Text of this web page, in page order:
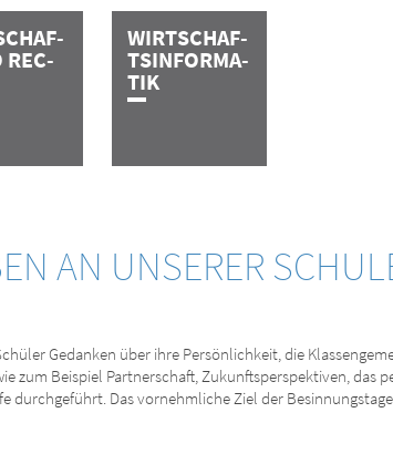
­R­E­C­
W­I­R­T­­­­­S­C­H­A­F­
T­S­­­­­I­N­F­O­R­­­M­A­
T­I­K
AN UNSERER
Gedanken über ihre Persönlichkeit, die
zum Beispiel Partnerschaft, Zukunftsperspektiven, das
durchgeführt. Das vornehmliche Ziel der